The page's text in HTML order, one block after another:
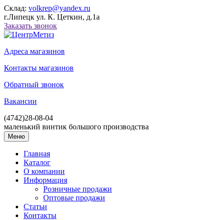
Склад: volkrep@yandex.ru
г.Липецк ул. К. Цеткин, д.1а
Заказать звонок
Адреса магазинов
Контакты магазинов
Обратный звонок
Вакансии
(4742)28-08-04
маленький винтик большого производства
Меню
Главная
Каталог
О компании
Информация
Розничные продажи
Оптовые продажи
Статьи
Контакты